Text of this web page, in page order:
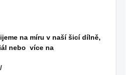
na míru v naší šicí dílně,
nebo více na